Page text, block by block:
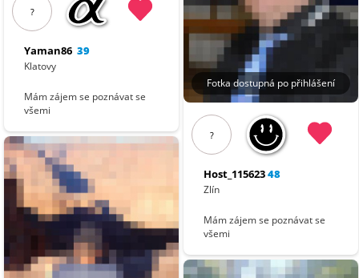
?
Yaman86 39
Klatovy
Mám zájem se poznávat se
všemi
Fotka dostupná po přihlášení
?
Host_11562348
Zlín
Mám zájem se poznávat se
všemi